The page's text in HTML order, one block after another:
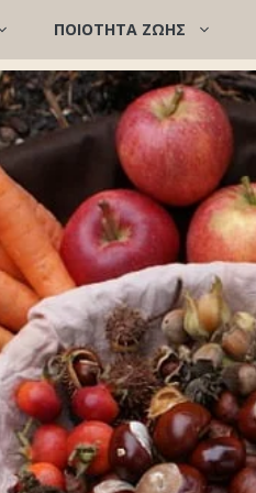
ΠΟΙΌΤΗΤΑ ΖΩΉΣ